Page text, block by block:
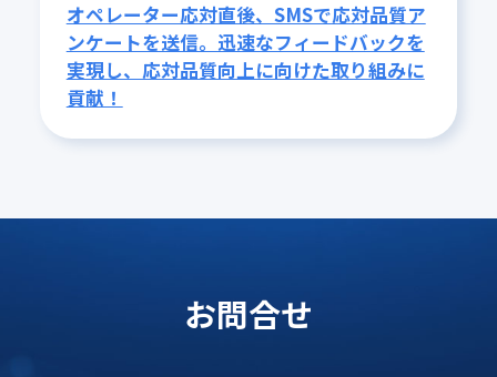
オペレーター応対直後、SMSで応対品質ア
ンケートを送信。迅速なフィードバックを
実現し、応対品質向上に向けた取り組みに
貢献！
お問合せ